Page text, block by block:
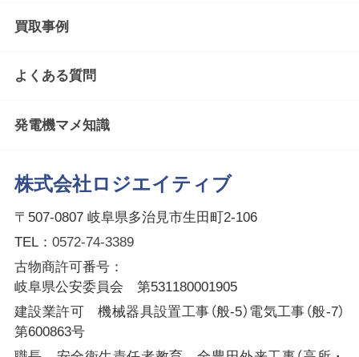
株式会社ロジエイティブ
〒507-0807 岐阜県多治見市生田町2-106
TEL： 0572-74-3389
古物商許可番号：
岐阜県公安委員会 第531180001905
建設業許可 機械器具設置工事（般-5）電気工事（般-7）
第600863号
買取事例
よくある質問
発電機マメ知識